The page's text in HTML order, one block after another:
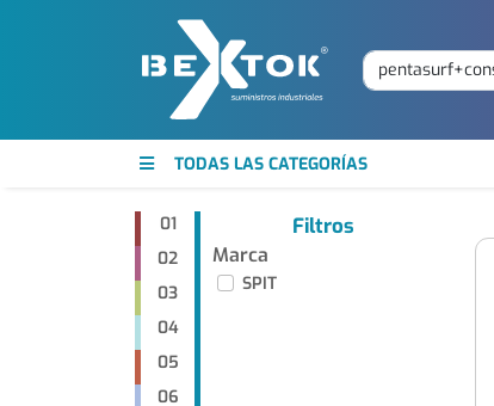
TODAS LAS CATEGORÍAS
01
02
03
04
05
06
Filtros
Marca
SPIT